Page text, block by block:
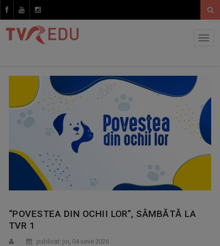
“POVESTEA DIN OCHII LOR”, SÂMBĂTĂ LA
TVR 1
publicat: joi, 04 iunie 2026